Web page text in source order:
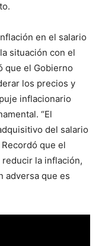
en el salario
situación con el
que el Gobierno
los precios y
inflacionario
“El
del salario
que el
la inflación,
adversa que es